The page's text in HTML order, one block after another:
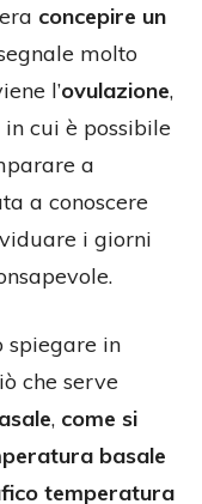
concepire un
molto
l’ovulazione,
cui è possibile
a
a conoscere
i giorni
in
che serve
, come si
basale
temperatura